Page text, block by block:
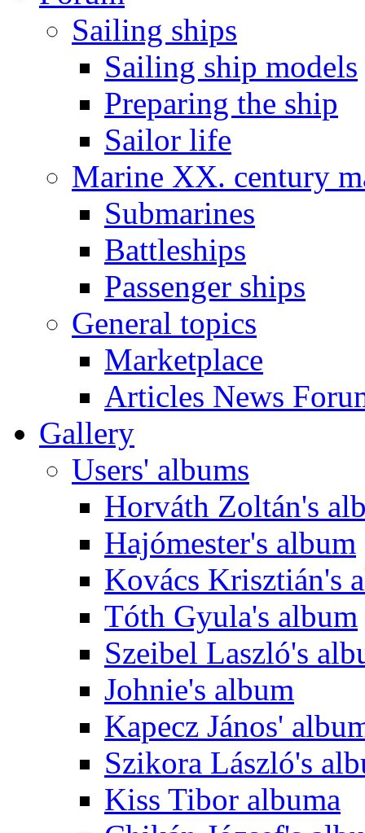
Sailing ships
Sailing ship models
Preparing the ship
Sailor life
Marine XX. century
Submarines
Battleships
Passenger ships
General topics
Marketplace
Articles News
Gallery
Users' albums
Horváth Zoltán's
Hajómester's album
Kovács Krisztián's
Tóth Gyula's album
Szeibel Laszló's
Johnie's album
Kapecz János'
Szikora László's
Kiss Tibor albuma